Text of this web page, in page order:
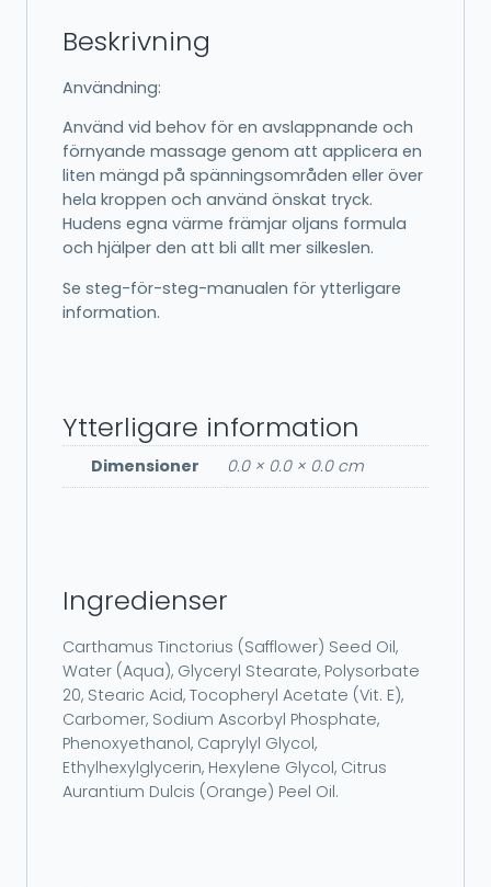
Beskrivning
Användning:
Använd vid behov för en avslappnande och
förnyande massage genom att applicera en
liten mängd på spänningsområden eller över
hela kroppen och använd önskat tryck.
Hudens egna värme främjar oljans formula
och hjälper den att bli allt mer silkeslen.
Se steg-för-steg-manualen för ytterligare
information.
Ytterligare information
Dimensioner 0.0 × 0.0 × 0.0 cm
Ingredienser
Carthamus Tinctorius (Safflower) Seed Oil,
Water (Aqua), Glyceryl Stearate, Polysorbate
20, Stearic Acid, Tocopheryl Acetate (Vit. E),
Carbomer, Sodium Ascorbyl Phosphate,
Phenoxyethanol, Caprylyl Glycol,
Ethylhexylglycerin, Hexylene Glycol, Citrus
Aurantium Dulcis (Orange) Peel Oil.